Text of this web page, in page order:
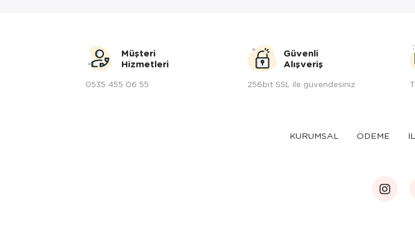
Müşteri
Hizmetleri
0535 455 06 55
Güvenli
Alışveriş
256bit SSL ile güvendesiniz
KURUMSAL ÖDEME